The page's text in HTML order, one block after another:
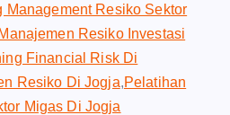
Management Resiko Sektor
Resiko Investasi
Financial Risk Di
Resiko Di Jogja,Pelatihan
Migas Di Jogja